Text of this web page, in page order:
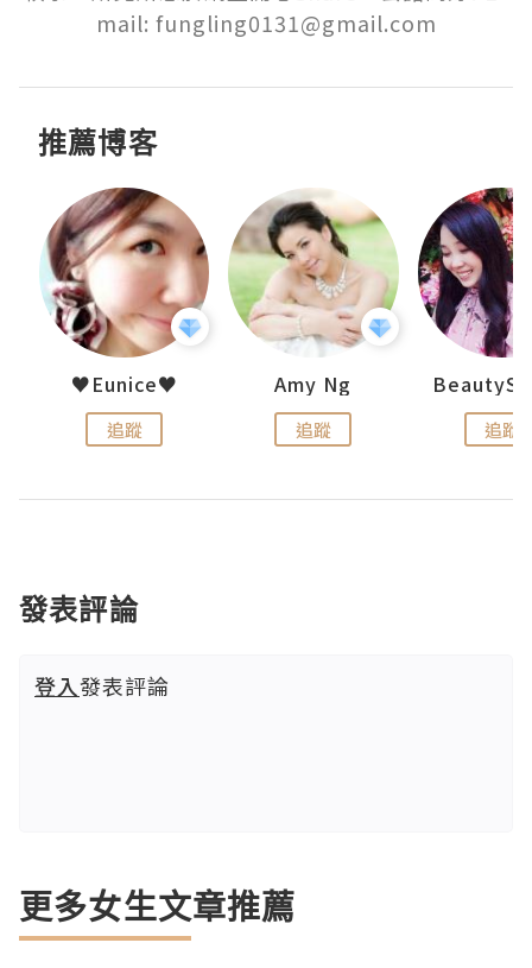
mail: fungling0131@gmail.com
推薦博客
♥Eunice♥
追蹤
Amy Ng
追蹤 追蹤
發表評論
登入發表評論
更多女生文章推薦